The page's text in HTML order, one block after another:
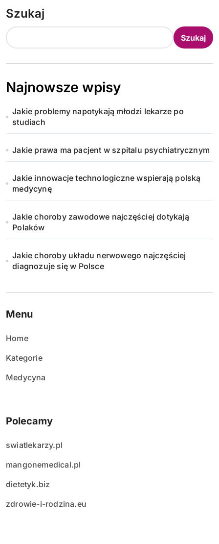
Szukaj
Szukaj
Najnowsze wpisy
Jakie problemy napotykają młodzi lekarze po
studiach
Jakie prawa ma pacjent w szpitalu psychiatrycznym
Jakie innowacje technologiczne wspierają polską
medycynę
Jakie choroby zawodowe najczęściej dotykają
Polaków
Jakie choroby układu nerwowego najczęściej
diagnozuje się w Polsce
Menu
Home
Kategorie
Medycyna
Polecamy
swiatlekarzy.pl
mangonemedical.pl
dietetyk.biz
zdrowie-i-rodzina.eu